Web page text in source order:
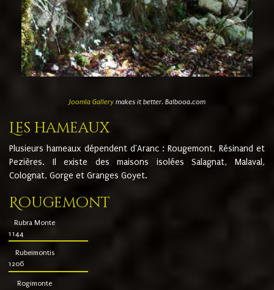
Joomla Gallerymakes it better. Balbooa.com
Les hameaux
Plusieurs hameaux dépendent d'Aranc : Rougemont, Résinand et
Pezières. Il existe des maisons isolées Salagnat, Malaval,
Colognat, Gorge et Granges Goyet.
Rougemont
Rubra Monte
1144
Rubeimontis
1206
Rogimonte